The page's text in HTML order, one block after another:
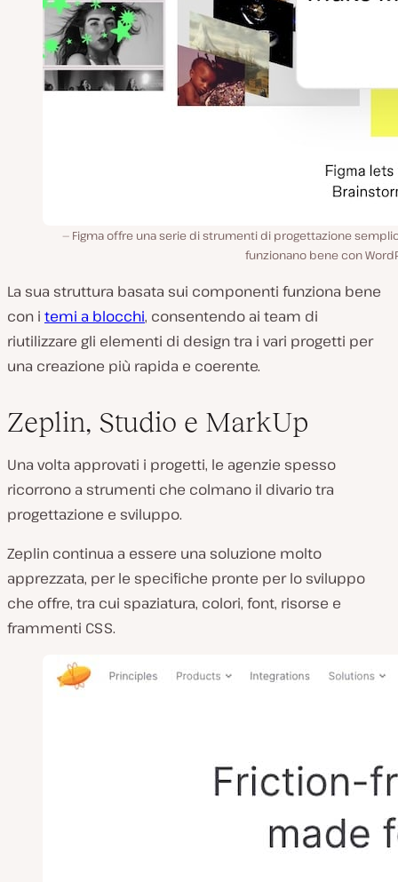
Figma offre una serie di strumenti di progettazione
funzionano bene con
La sua struttura basata sui componenti funziona bene
con i temi a blocchi, consentendo ai team di
riutilizzare gli elementi di design tra i vari progetti per
una creazione più rapida e coerente.
Zeplin, Studio e MarkUp
Una volta approvati i progetti, le agenzie spesso
ricorrono a strumenti che colmano il divario tra
progettazione e sviluppo.
Zeplin continua a essere una soluzione molto
apprezzata, per le specifiche pronte per lo sviluppo
che offre, tra cui spaziatura, colori, font, risorse e
frammenti CSS.